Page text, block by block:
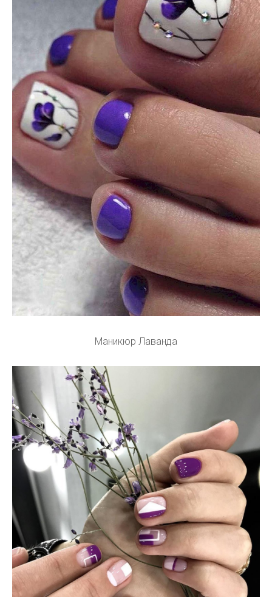
Маникюр Лаванда